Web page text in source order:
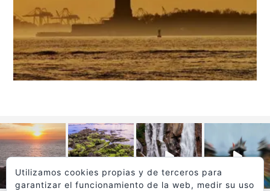
Utilizamos cookies propias y de terceros para
garantizar el funcionamiento de la web, medir su uso